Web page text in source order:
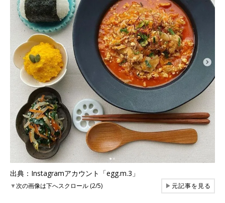
出典：Instagramアカウント「egg.m.3」
▼次の画像は下へスクロール (2/5) ▶元記事を見る